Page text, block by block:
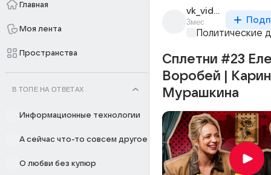
Главная
Моя лента
Пространства
В ТОПЕ НА ОТВЕТАХ
Информационные технологии
А сейчас что-то совсем другое
О любви без купюр
vk_video
3мес
Политические
Сплетни #23
Воробей |
Мурашкина